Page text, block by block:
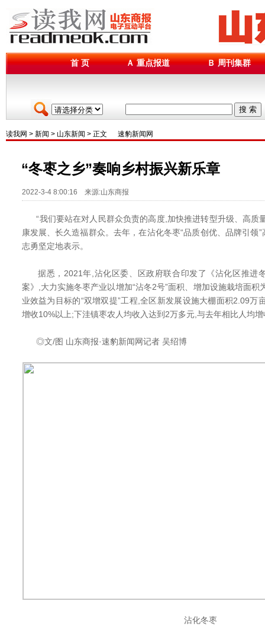
首 页 Ａ 重点报道 Ｂ 周刊集群
搜 索
读我网 > 新闻 > 山东新闻 > 正文 速豹新闻网
“冬枣之乡”奏响乡村振兴新乐章
2022-3-4 8:00:16 来源:山东商报
“我们要站在对人民群众负责的高度,加快推进转型升级、高质
康发展、长久造福群众。去年，在沾化冬枣“品质创优、品牌引领
志勇坚定地表示。
据悉，2021年,沾化区委、区政府联合印发了《沾化区推进
案》,大力实施冬枣产业以增加“沾冬2号”面积、增加设施栽培面
业效益为目标的“双增双提”工程,全区新发展设施大棚面积2.09万
增收10%以上;下洼镇枣农人均收入达到2万多元,与去年相比人均
◎文/图 山东商报·速豹新闻网记者 吴绍博
沾化冬枣